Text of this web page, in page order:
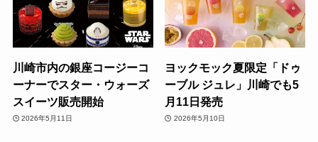
川崎市内の銀座コージーコ
ーナーでスター・ウォーズ
スイーツ販売開始
2026年5月11日
ヨックモック夏限定「ドゥ
ーブル ジュレ」川崎でも5
月11日発売
2026年5月10日